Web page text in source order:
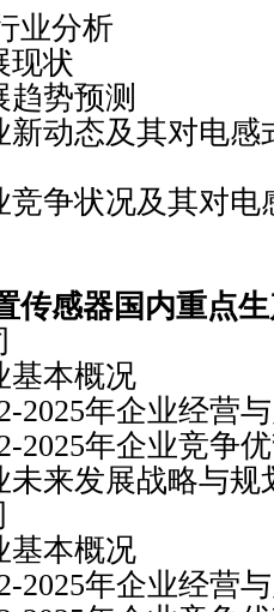
分析
状
预测
及其对电感式
况及其对电感
传感器国内重点
概况
年企业经营与
年企业竞争优
发展战略与规
概况
年企业经营与